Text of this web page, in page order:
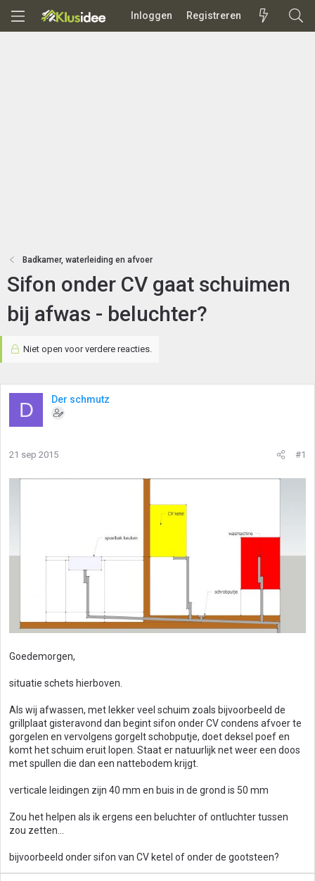
Inloggen Registreren
Badkamer, waterleiding en afvoer
Sifon onder CV gaat schuimen
bij afwas - beluchter?
Niet open voor verdere reacties.
D Der schmutz
21 sep 2015 #1
Goedemorgen,
situatie schets hierboven.
Als wij afwassen, met lekker veel schuim zoals bijvoorbeeld de
grillplaat gisteravond dan begint sifon onder CV condens afvoer te
gorgelen en vervolgens gorgelt schobputje, doet deksel poef en
komt het schuim eruit lopen. Staat er natuurlijk net weer een doos
met spullen die dan een nattebodem krijgt.
verticale leidingen zijn 40 mm en buis in de grond is 50 mm
Zou het helpen als ik ergens een beluchter of ontluchter tussen
zou zetten...
bijvoorbeeld onder sifon van CV ketel of onder de gootsteen?